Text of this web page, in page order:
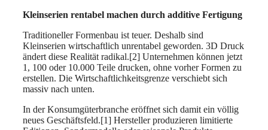
Kleinserien rentabel machen durch additive Fertigung
Traditioneller Formenbau ist teuer. Deshalb sind
Kleinserien wirtschaftlich unrentabel geworden. 3D Druck
ändert diese Realität radikal.[2] Unternehmen können jetzt
1, 100 oder 10.000 Teile drucken, ohne vorher Formen zu
erstellen. Die Wirtschaftlichkeitsgrenze verschiebt sich
massiv nach unten.
In der Konsumgüterbranche eröffnet sich damit ein völlig
neues Geschäftsfeld.[1] Hersteller produzieren limitierte